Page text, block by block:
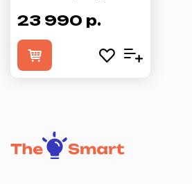
23 990 р.